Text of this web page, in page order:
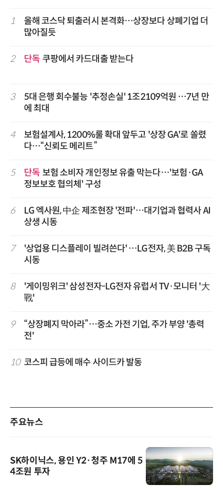
1
올해 코스닥 퇴출러시 본격화…상장보다 상폐기업 더
많아질듯
2 단독 쿠팡에서 카드대출 받는다
3
5대 은행 회수불능 '추정손실' 1조2109억원 …7년 만
에 최대
4
보험설계사, 1200%룰 확대 앞두고 '상장 GA'로 쏠렸
다…“신뢰도 메리트”
5 단독 보험 소비자 개인정보 유출 막는다…'보험·GA
정보보호 협의체' 구성
6
LG 엑사원, 中企 제조현장 '전파'…대기업과 협력사 AI
상생 시동
7
'상업용 디스플레이 빌려쓴다' …LG전자, 美 B2B 구독
시동
8
'게이밍위크' 삼성전자-LG전자 유럽서 TV·모니터 '大
戰'
9
“상장폐지 막아라”…중소 가전 기업, 주가 부양 '총력
전'
10 코스피 급등에 매수 사이드카 발동
주요뉴스
SK하이닉스, 용인 Y2·청주 M17에 5
4조원 투자